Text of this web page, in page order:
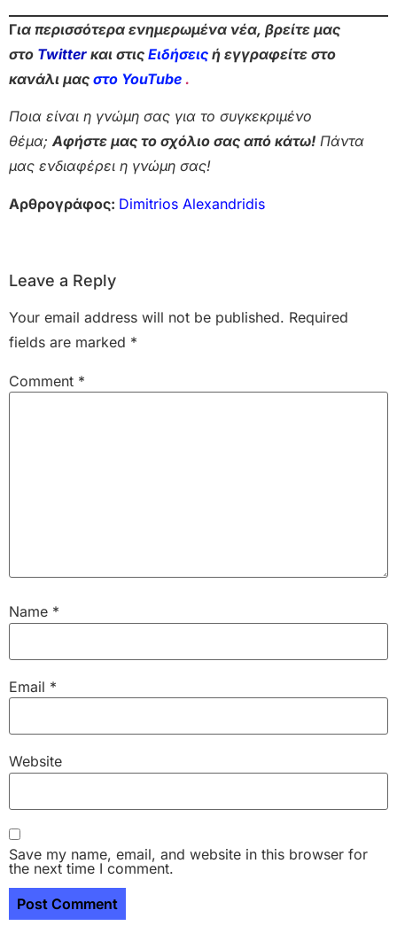
Για περισσότερα ενημερωμένα νέα, βρείτε μας
στο Twitter και στις Ειδήσεις ή εγγραφείτε στο
κανάλι μας στο YouTube .
Ποια είναι η γνώμη σας για το συγκεκριμένο
θέμα;Αφήστε μας το σχόλιο σας από κάτω! Πάντα
μας ενδιαφέρει η γνώμη σας!
Αρθρογράφος: Dimitrios Alexandridis
Leave a Reply
Your email address will not be published. Required
fields are marked *
Comment *
Name *
Email *
Website
Save my name, email, and website in this browser for
the next time I comment.